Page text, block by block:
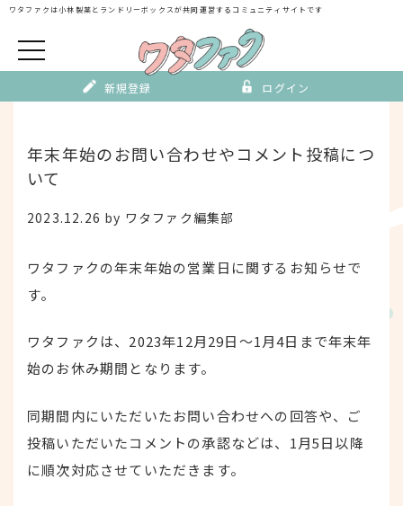
Skip
content
ワタファクは小林製薬とランドリーボックスが共同運営するコミュニティサイトです
新規登録 ログイン
年末年始のお問い合わせやコメント投稿につ
いて
2023.12.26 by ワタファク編集部
ワタファクの年末年始の営業日に関するお知らせで
す。
ワタファクは、2023年12月29日〜1月4日まで年末年
始のお休み期間となります。
同期間内にいただいたお問い合わせへの回答や、ご
投稿いただいたコメントの承認などは、1月5日以降
に順次対応させていただきます。